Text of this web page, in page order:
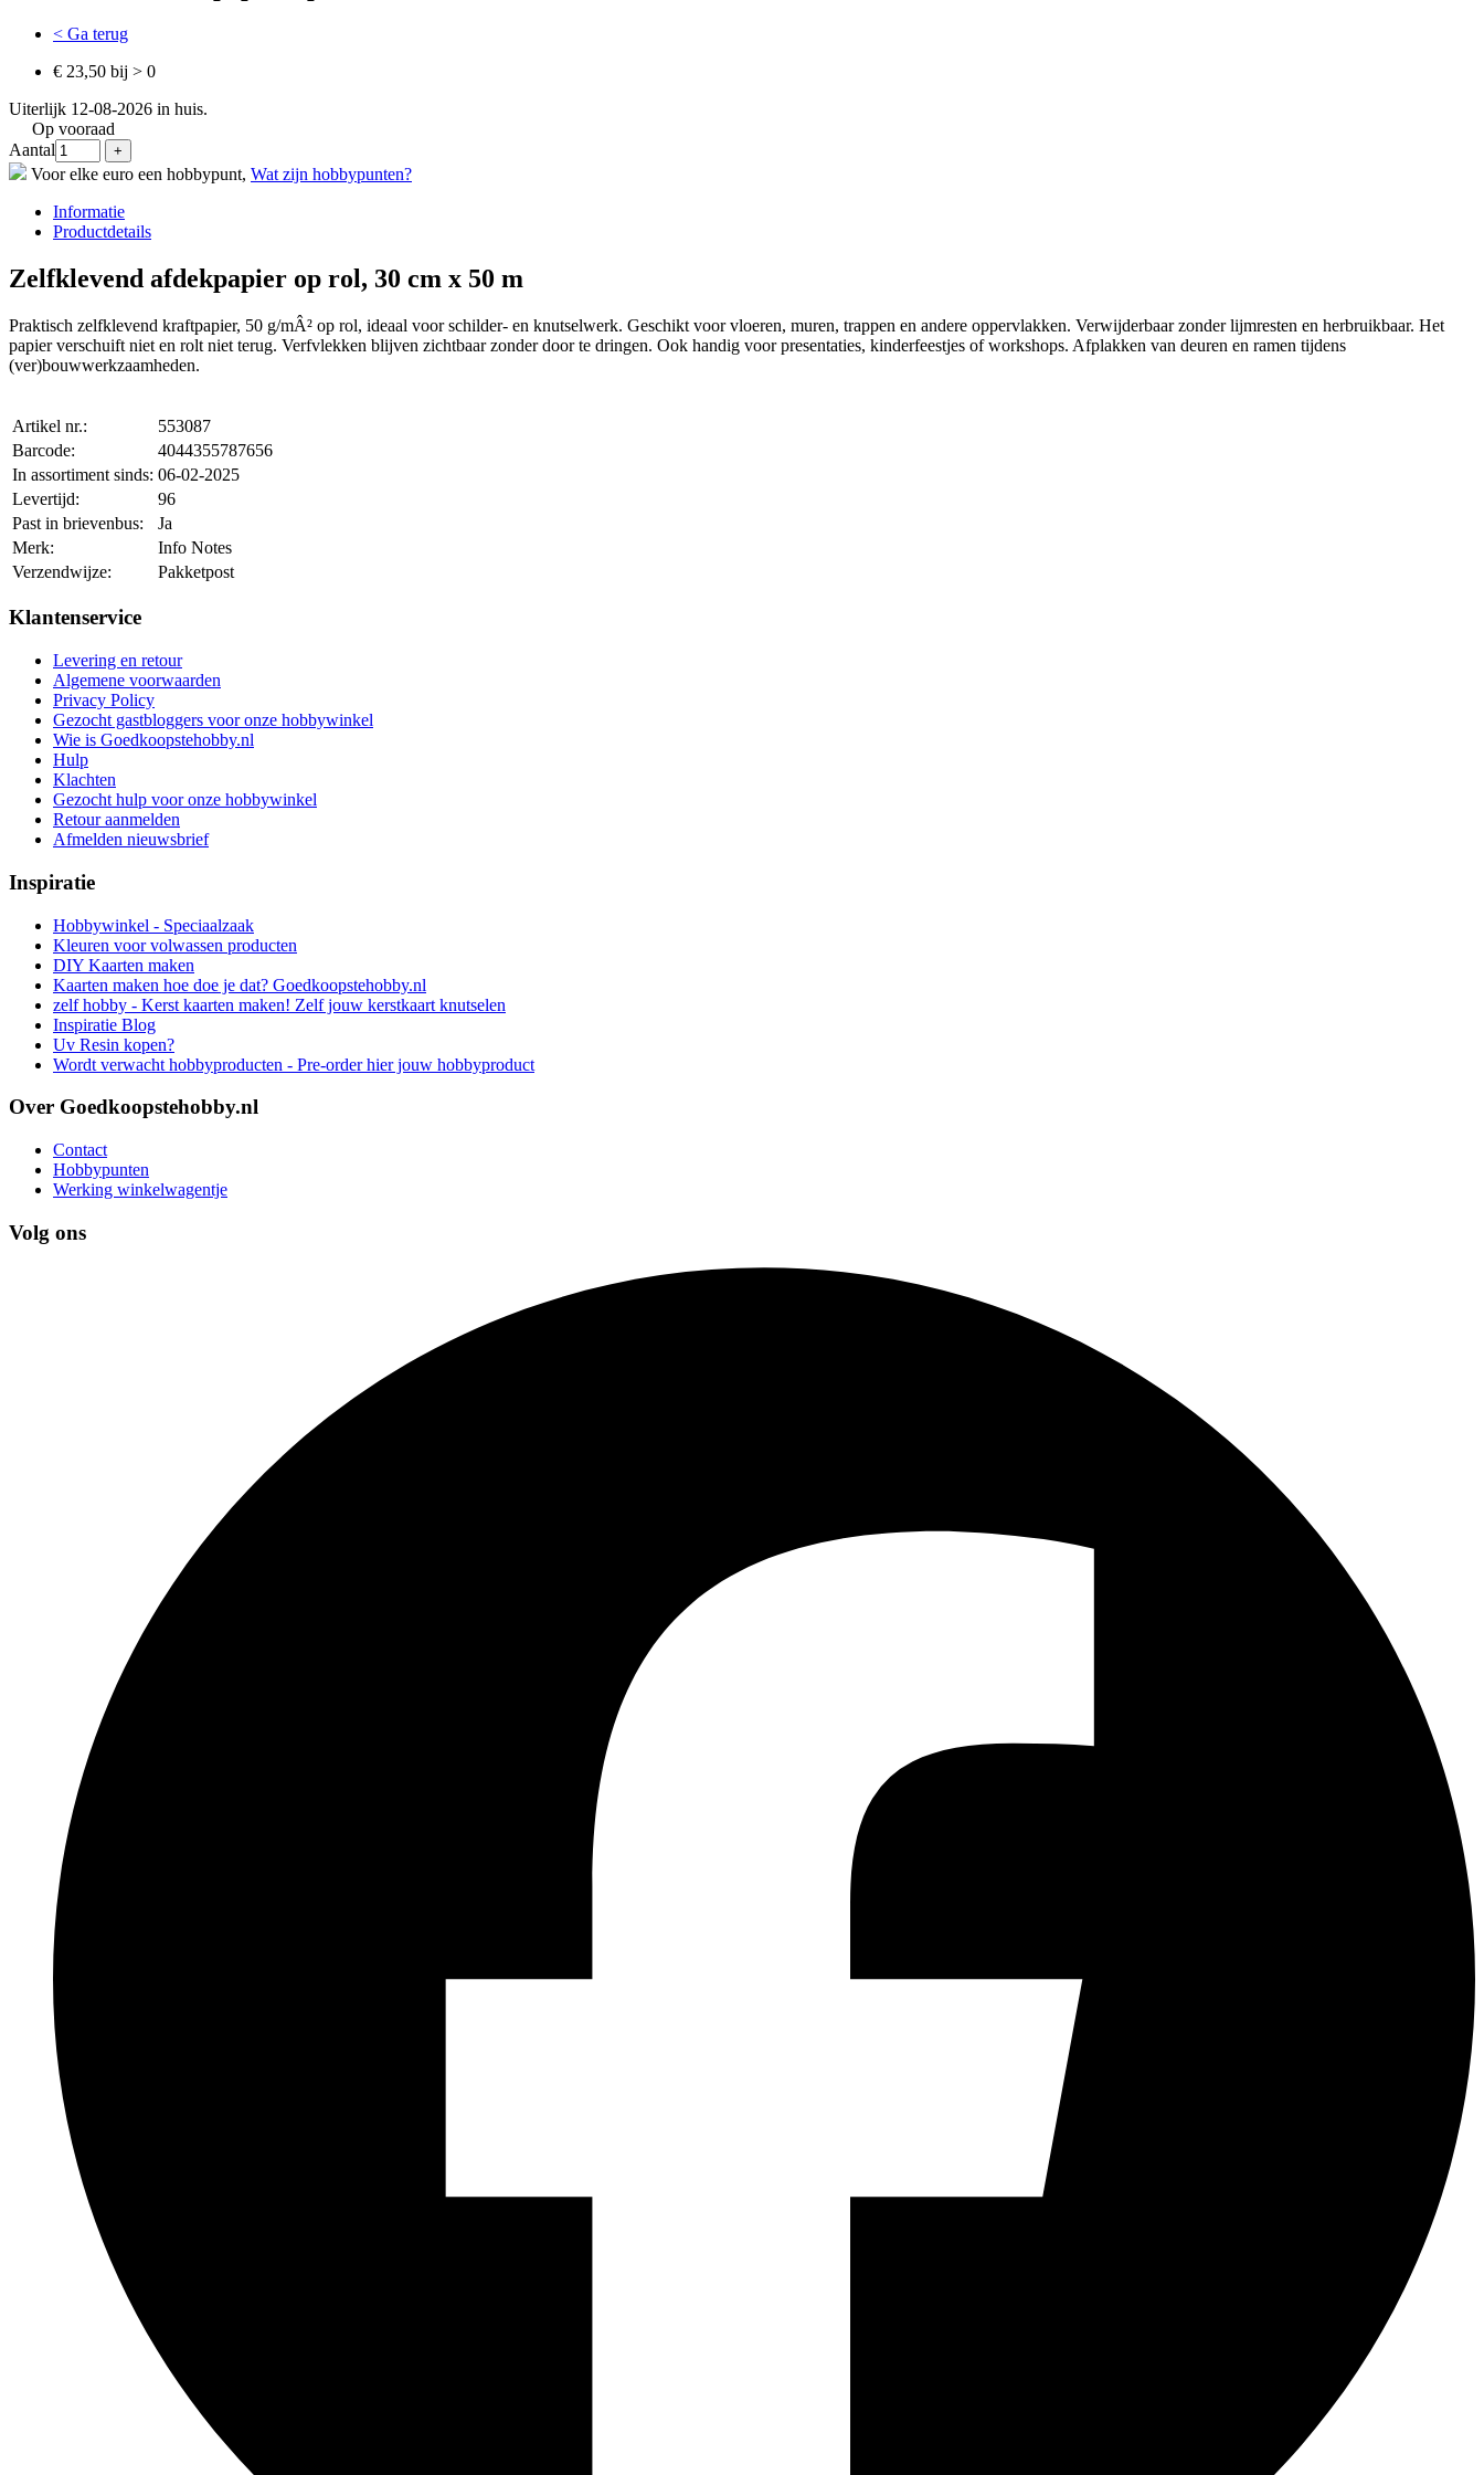
< Ga terug
€ 23,50 bij > 0
Uiterlijk 12-08-2026 in huis.
Op vooraad
Aantal
Voor elke euro een hobbypunt, Wat zijn hobbypunten?
Informatie
Productdetails
Zelfklevend afdekpapier op rol, 30 cm x 50 m
Praktisch zelfklevend kraftpapier, 50 g/mÂ² op rol, ideaal voor schilder- en knutselwerk. Geschikt voor vloeren, muren, trappen en andere oppervlakken. Verwijderbaar zonder lijmresten en herbruikbaar. Het
papier verschuift niet en rolt niet terug. Verfvlekken blijven zichtbaar zonder door te dringen. Ook handig voor presentaties, kinderfeestjes of workshops. Afplakken van deuren en ramen tijdens
(ver)bouwwerkzaamheden.
Artikel nr.:
553087
Barcode:
4044355787656
In assortiment sinds: 06-02-2025
Levertijd:
96
Past in brievenbus:
Ja
Merk:
Info Notes
Verzendwijze:
Pakketpost
Klantenservice
Levering en retour
Algemene voorwaarden
Privacy Policy
Gezocht gastbloggers voor onze hobbywinkel
Wie is Goedkoopstehobby.nl
Hulp
Klachten
Gezocht hulp voor onze hobbywinkel
Retour aanmelden
Afmelden nieuwsbrief
Inspiratie
Hobbywinkel - Speciaalzaak
Kleuren voor volwassen producten
DIY Kaarten maken
Kaarten maken hoe doe je dat? Goedkoopstehobby.nl
zelf hobby - Kerst kaarten maken! Zelf jouw kerstkaart knutselen
Inspiratie Blog
Uv Resin kopen?
Wordt verwacht hobbyproducten - Pre-order hier jouw hobbyproduct
Over Goedkoopstehobby.nl
Contact
Hobbypunten
Werking winkelwagentje
Volg ons